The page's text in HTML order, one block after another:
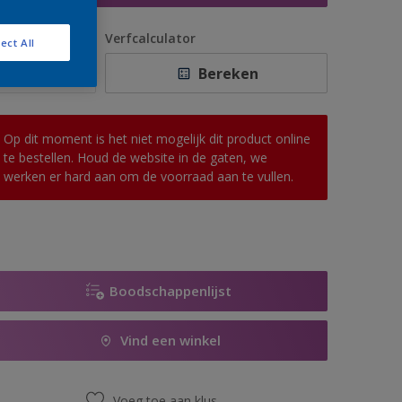
Verfcalculator
Bereken
Op dit moment is het niet mogelijk dit product online
te bestellen. Houd de website in de gaten, we
werken er hard aan om de voorraad aan te vullen.
Boodschappenlijst
Vind een winkel
All